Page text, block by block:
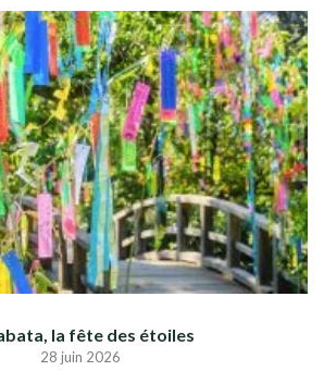
la fête des étoiles
28 juin 2026